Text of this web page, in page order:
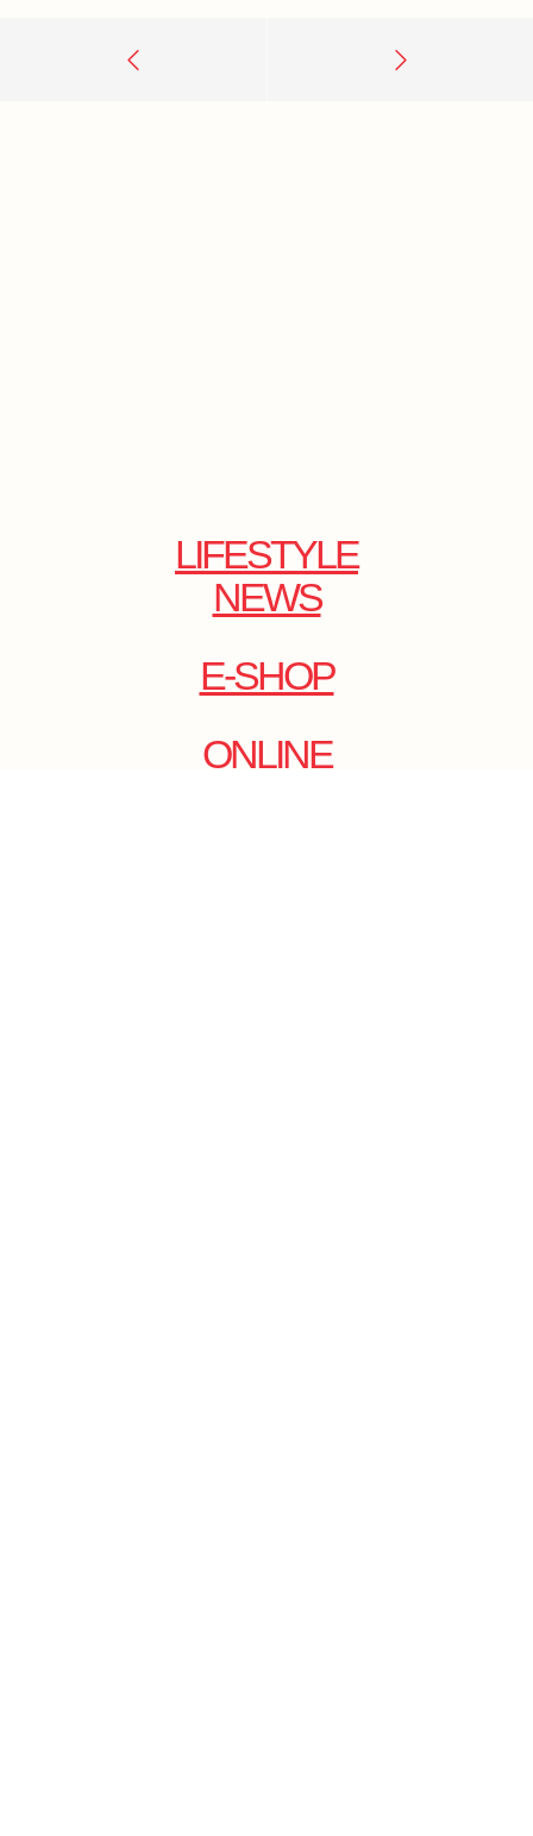
LIFESTYLE
NEWS
E-SHOP
ONLINE